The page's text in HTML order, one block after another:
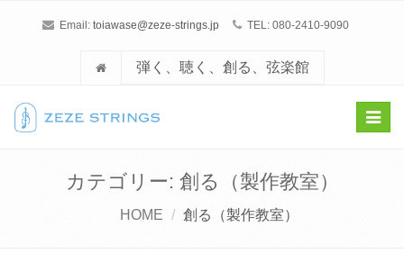
Email: toiawase@zeze-strings.jp TEL: 080-2410-9090
弾く、聴く、創る、弦楽館
カテゴリー: 創る（製作教室）
HOME 創る（製作教室）